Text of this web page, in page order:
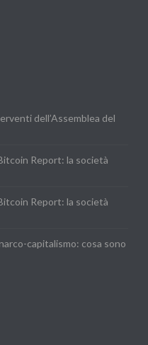
dell’Assemblea del
Report: la società
Report: la società
capitalismo: cosa sono